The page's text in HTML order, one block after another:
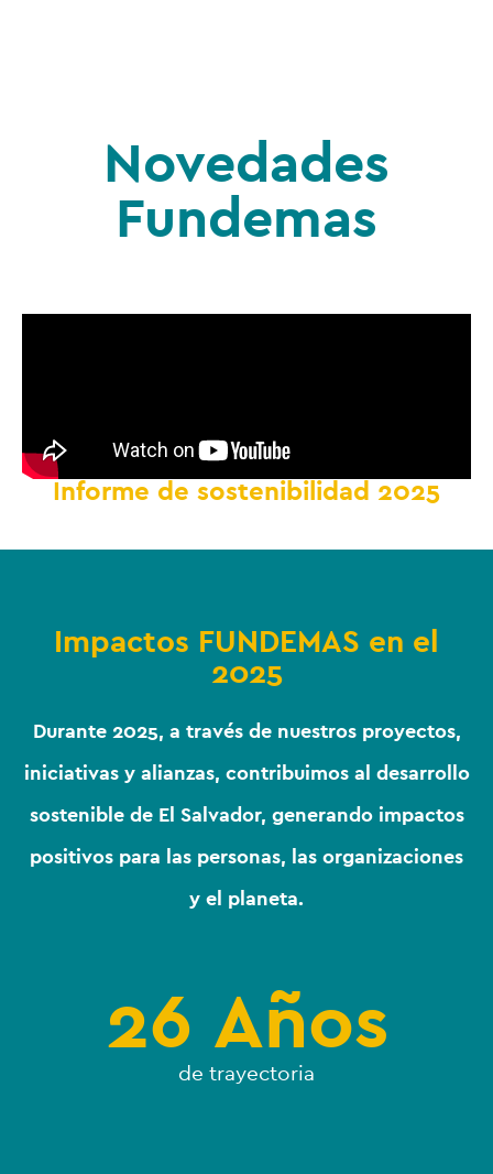
Novedades
Fundemas
Informe de sostenibilidad 2025
Impactos FUNDEMAS en el
2025
Durante 2025, a través de nuestros proyectos,
iniciativas y alianzas, contribuimos al desarrollo
sostenible de El Salvador, generando impactos
positivos para las personas, las organizaciones
y el planeta.
de trayectoria
26 Años